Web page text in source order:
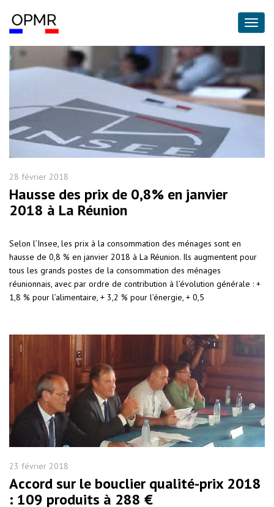
28 février 2018
Hausse des prix de 0,8% en janvier
2018 à La Réunion
Selon l’Insee, les prix à la consommation des ménages sont en
hausse de 0,8 % en janvier 2018 à La Réunion. Ils augmentent pour
tous les grands postes de la consommation des ménages
réunionnais, avec par ordre de contribution à l’évolution générale : +
1,8 % pour l’alimentaire, + 3,2 % pour l’énergie, + 0,5
23 février 2018
Accord sur le bouclier qualité-prix 2018
: 109 produits à 288 €